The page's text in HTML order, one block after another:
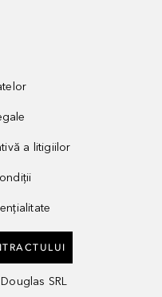
a litigiilor
SRL